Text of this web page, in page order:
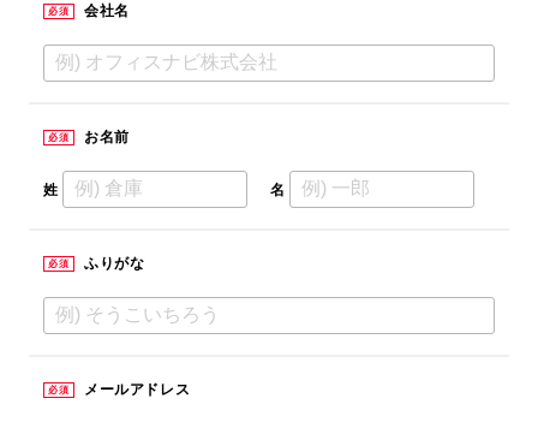
必須 会社名
必須 お名前
姓 名
必須 ふりがな
必須 メールアドレス